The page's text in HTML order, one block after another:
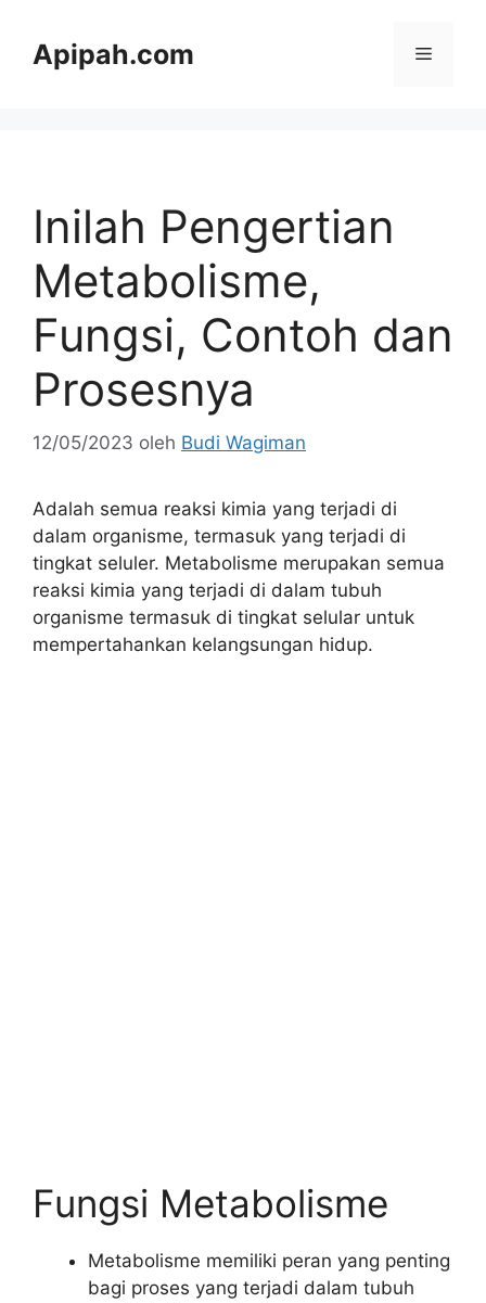
Apipah.com Menu
Inilah Pengertian
Metabolisme,
Fungsi, Contoh dan
Prosesnya
12/05/2023 oleh Budi Wagiman
Adalah semua reaksi kimia yang terjadi di
dalam organisme, termasuk yang terjadi di
tingkat seluler. Metabolisme merupakan semua
reaksi kimia yang terjadi di dalam tubuh
organisme termasuk di tingkat selular untuk
mempertahankan kelangsungan hidup.
Fungsi Metabolisme
Metabolisme memiliki peran yang penting
bagi proses yang terjadi dalam tubuh